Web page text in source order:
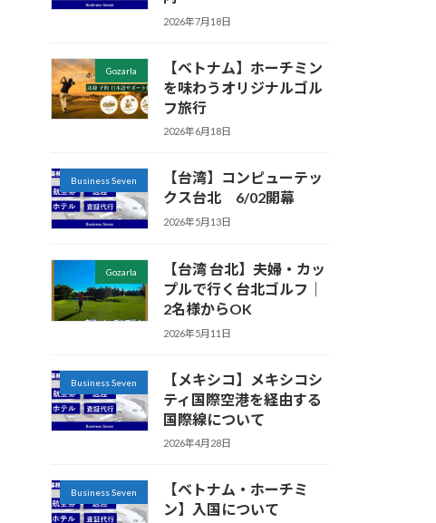
2026年7月18日
Gozarla
【ベトナム】ホーチミン
を味わうオリジナルゴル
フ旅行
2026年6月18日
Business Seven
【台湾】コンピューテッ
クス台北 6/02開幕
2026年5月13日
Gozarla
【台湾 台北】夫婦・カッ
プルで行く台北ゴルフ｜
2名様からOK
2026年5月11日
Business Seven
【メキシコ】メキシコシ
ティ国際空港を経由する
国際線について
2026年4月28日
Business Seven
【ベトナム・ホーチミ
ン】入国について